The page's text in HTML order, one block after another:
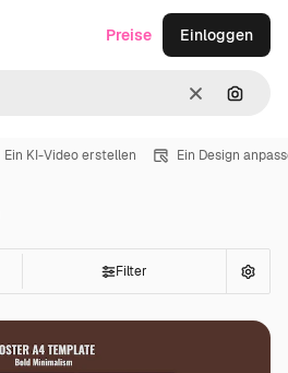
LöschenNach
Preise Einloggen
Ein KI-Video erstellen Ein Design
Filter